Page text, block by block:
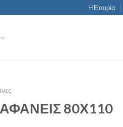
Η Εταιρία
80Χ110